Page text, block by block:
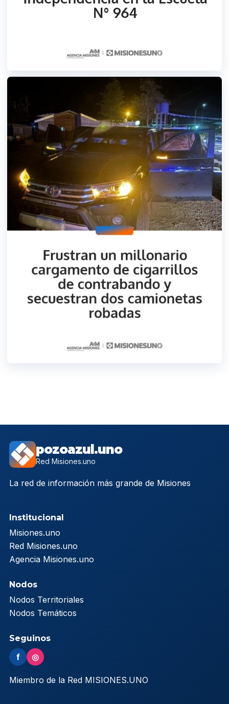
pozoazul.uno
Red Misiones.uno
La red de información más grande de Misiones
Institucional
Misiones.uno
Red Misiones.uno
Agencia Misiones.uno
Nodos
Nodos Territoriales
Nodos Temáticos
Seguinos
f ◎
Miembro de la Red MISIONES.UNO